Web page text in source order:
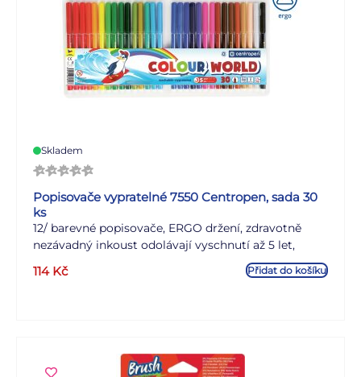
Skladem
Popisovače vypratelné 7550 Centropen, sada 30
ks
12/ barevné popisovače, ERGO držení, zdravotně
nezávadný inkoust odolávají vyschnutí až 5 let,
vypratelné, ventilační chránítko, válcový hrot odolný
proti zatlačení, šířka stopy 1 mm
114 Kč Přidat do košíku